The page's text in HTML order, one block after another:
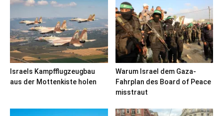
Israels Kampfflugzeugbau
aus der Mottenkiste holen
Warum Israel dem Gaza-
Fahrplan des Board of Peace
misstraut